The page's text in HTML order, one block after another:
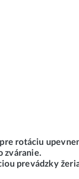
rotáciu
zváranie.
prevádzky